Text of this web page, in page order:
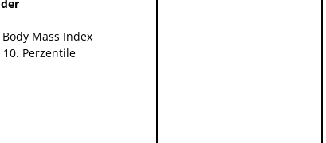
Body Mass Index
10. Perzentile